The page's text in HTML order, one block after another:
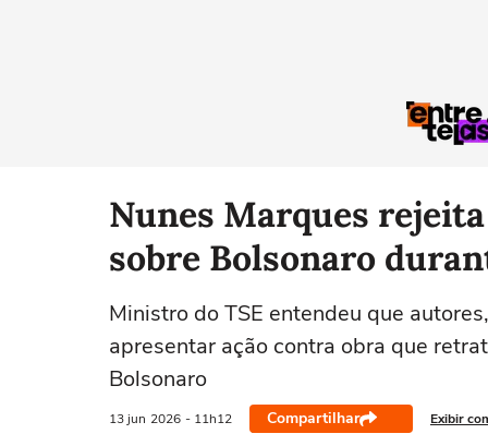
Nunes Marques
sobre Bolsonaro
Ministro do TSE entendeu que
apresentar ação contra obra que
Bolsonaro
13 jun 2026 - 11h12 Compartilhar Exibir